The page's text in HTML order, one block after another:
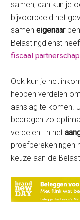
samen, dan kun je
bijvoorbeeld het
sameneigenaar
Belastingdienst
fiscaal partnerschap
Ook kun je het
hebben verdelen
aanslag te komen.
bedragen zo
verdelen. In het
proefberekeningen
keuze aan de